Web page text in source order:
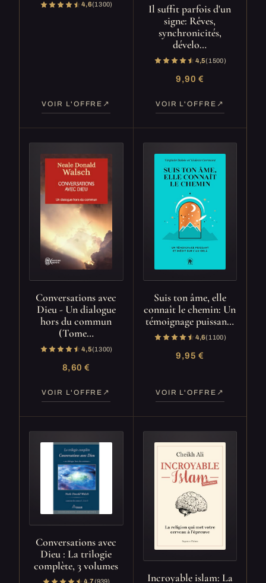
4,6(1 300)
VOIR L'OFFRE
Il suffit parfois d'un
signe: Rêves,
synchronicités,
dévelo…
4,5(1 500)
9,90 €
VOIR L'OFFRE
Conversations avec
Dieu - Un dialogue
hors du commun
(Tome…
4,5(1 300)
8,60 €
VOIR L'OFFRE
Suis ton âme, elle
connaît le chemin: Un
témoignage puissan…
4,6(1 100)
9,95 €
VOIR L'OFFRE
Conversations avec
Dieu : La trilogie
complète, 3 volumes
4,7(939) Incroyable islam: La